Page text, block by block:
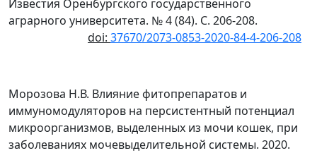
Известия Оренбургского государственного
аграрного университета. № 4 (84). С. 206-208.
doi: 37670/2073-0853-2020-84-4-206-208
Морозова Н.В. Влияние фитопрепаратов и
иммуномодуляторов на персистентный потенциал
микроорганизмов, выделенных из мочи кошек, при
заболеваниях мочевыделительной системы. 2020.